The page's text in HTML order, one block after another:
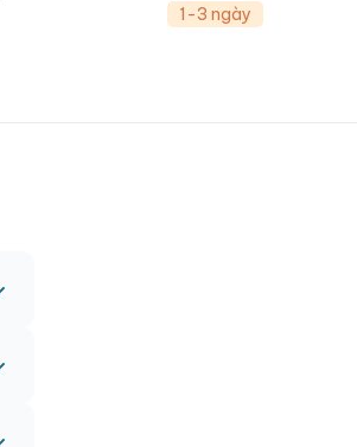
1-3 ngày